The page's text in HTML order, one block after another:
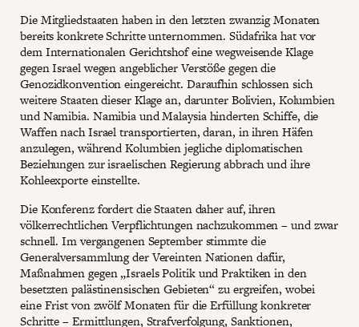
Die Mitgliedstaaten haben in den letzten zwanzig Monaten
bereits konkrete Schritte unternommen. Südafrika hat vor
dem Internationalen Gerichtshof eine wegweisende Klage
gegen Israel wegen angeblicher Verstöße gegen die
Genozidkonvention eingereicht. Daraufhin schlossen sich
weitere Staaten dieser Klage an, darunter Bolivien, Kolumbien
und Namibia. Namibia und Malaysia hinderten Schiffe, die
Waffen nach Israel transportierten, daran, in ihren Häfen
anzulegen, während Kolumbien jegliche diplomatischen
Beziehungen zur israelischen Regierung abbrach und ihre
Kohleexporte einstellte.
Die Konferenz fordert die Staaten daher auf, ihren
völkerrechtlichen Verpflichtungen nachzukommen – und zwar
schnell. Im vergangenen September stimmte die
Generalversammlung der Vereinten Nationen dafür,
Maßnahmen gegen „Israels Politik und Praktiken in den
besetzten palästinensischen Gebieten“ zu ergreifen, wobei
eine Frist von zwölf Monaten für die Erfüllung konkreter
Schritte – Ermittlungen, Strafverfolgung, Sanktionen,